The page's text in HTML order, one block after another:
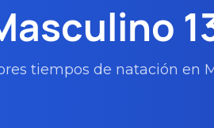
tiempos de natación en